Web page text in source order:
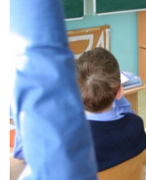
No media